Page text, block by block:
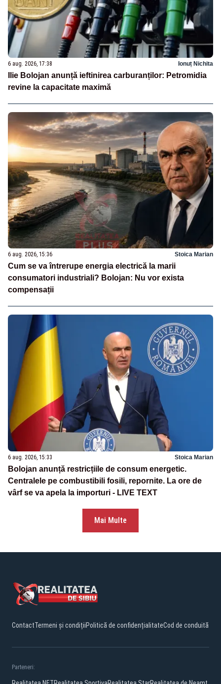
6 aug. 2026, 17:38 Ionuț Nichita
Ilie Bolojan anunță ieftinirea carburanților: Petromidia
revine la capacitate maximă
6 aug. 2026, 15:36 Stoica Marian
Cum se va întrerupe energia electrică la marii
consumatori industriali? Bolojan: Nu vor exista
compensații
6 aug. 2026, 15:33 Stoica Marian
Bolojan anunță restricțiile de consum energetic.
Centralele pe combustibili fosili, repornite. La ore de
vârf se va apela la importuri - LIVE TEXT
Mai Multe
ContactTermeni și condițiiPolitică de confidențialitateCod de conduită
Parteneri: